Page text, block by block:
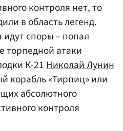
контроля нет, то
в область легенд.
споры – попал
торпедной атаки
К-21Николай Лунин
корабль «Тирпиц» или
абсолютного
контроля